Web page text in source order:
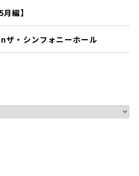
編】
ザ・シンフォニーホール